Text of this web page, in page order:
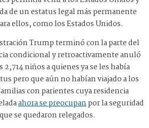
de un estatus legal más permanente
ellos, como los Estados Unidos.
Trump terminó con la parte del
condicional y retroactivamente anuló
niños a quienes ya se les había
pero que aún no habían viajado a los
con parientes cuya residencia
ahora se preocupanpor la seguridad
se quedaron relegados.